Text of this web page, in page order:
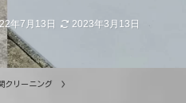
年7月13日 2023年3月13日
クリーニング